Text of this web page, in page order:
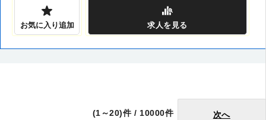
お気に入り追加 求人 を見る
(1～20)件 / 10000件 次へ